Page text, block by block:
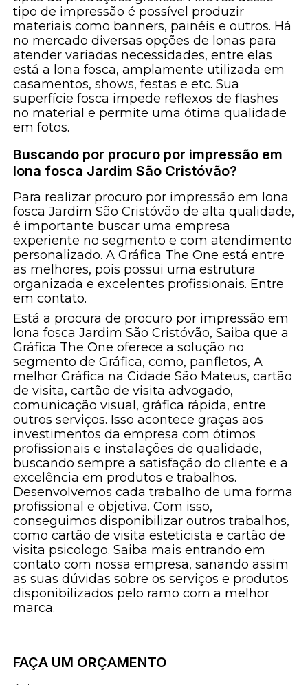
tipo de impressão é possível produzir
materiais como banners, painéis e outros. Há
no mercado diversas opções de lonas para
atender variadas necessidades, entre elas
está a lona fosca, amplamente utilizada em
casamentos, shows, festas e etc. Sua
superfície fosca impede reflexos de flashes
no material e permite uma ótima qualidade
em fotos.
Buscando por procuro por impressão em
lona fosca Jardim São Cristóvão?
Para realizar procuro por impressão em lona
fosca Jardim São Cristóvão de alta qualidade,
é importante buscar uma empresa
experiente no segmento e com atendimento
personalizado. A Gráfica The One está entre
as melhores, pois possui uma estrutura
organizada e excelentes profissionais. Entre
em contato.
Está a procura de procuro por impressão em
lona fosca Jardim São Cristóvão, Saiba que a
Gráfica The One oferece a solução no
segmento de Gráfica, como, panfletos, A
melhor Gráfica na Cidade São Mateus, cartão
de visita, cartão de visita advogado,
comunicação visual, gráfica rápida, entre
outros serviços. Isso acontece graças aos
investimentos da empresa com ótimos
profissionais e instalações de qualidade,
buscando sempre a satisfação do cliente e a
excelência em produtos e trabalhos.
Desenvolvemos cada trabalho de uma forma
profissional e objetiva. Com isso,
conseguimos disponibilizar outros trabalhos,
como cartão de visita esteticista e cartão de
visita psicologo. Saiba mais entrando em
contato com nossa empresa, sanando assim
as suas dúvidas sobre os serviços e produtos
disponibilizados pelo ramo com a melhor
marca.
FAÇA UM ORÇAMENTO